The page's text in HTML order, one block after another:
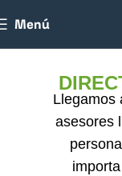
Menú
Llegamos
asesores